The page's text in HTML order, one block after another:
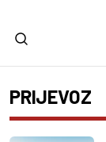
PRIJEVOZ